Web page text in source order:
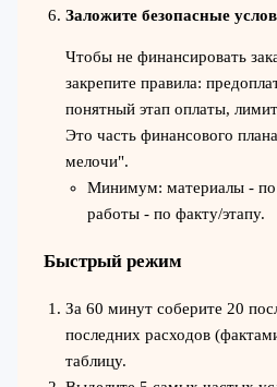
Заложите безопасные
Чтобы не финансировать
закрепите правила:
понятный этап оплаты,
Это часть финансового
мелочи".
Минимум: материалы - по
работы - по факту/этапу.
Быстрый режим
За 60 минут соберите 20
последних расходов
таблицу.